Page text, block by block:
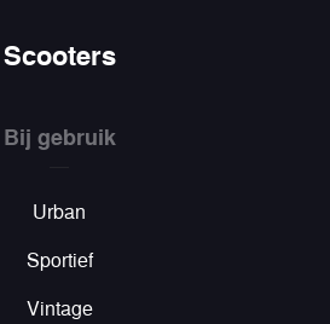
Scooters
Bij gebruik
Urban
Sportief
Vintage